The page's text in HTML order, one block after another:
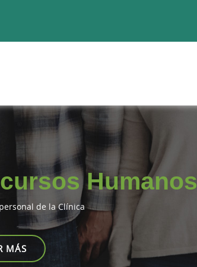
Humanos
de la Clínica
MÁS